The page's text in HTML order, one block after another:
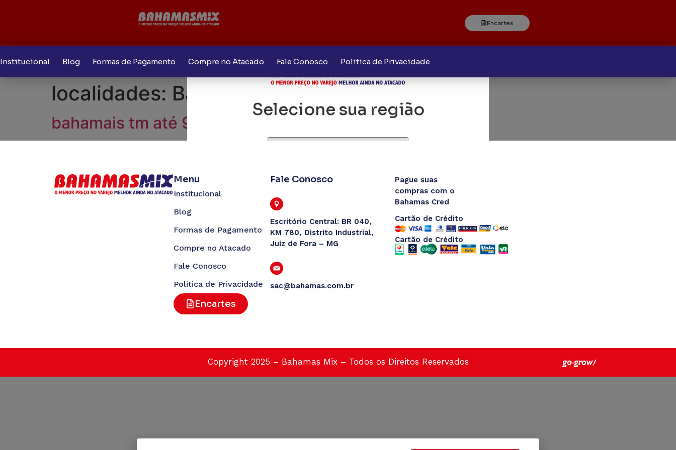
Selecione sua região
Confirmar
Encartes
Institucional Blog Formas de Pagamento Compre no Atacado Fale Conosco Politica de Privacidade
localidades: Bahamais - Uberaba
bahamais tm até 9/08
Menu
Institucional
Blog
Formas de Pagamento
Compre no Atacado
Fale Conosco
Politica de Privacidade
Encartes
Fale Conosco
Escritório Central: BR 040,
KM 780, Distrito Industrial,
Juiz de Fora – MG
sac@bahamas.com.br
Pague suas
compras com o
Bahamas Cred
Cartão de Crédito
Cartão de Crédito
Copyright 2025 – Bahamas Mix – Todos os Direitos Reservados